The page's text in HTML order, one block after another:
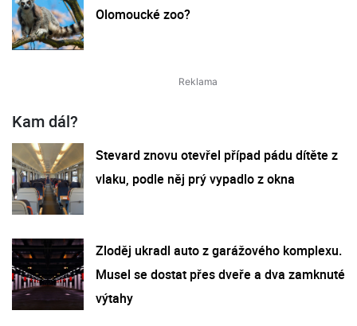
Olomoucké zoo?
Kam dál?
Stevard znovu otevřel případ pádu dítěte z
vlaku, podle něj prý vypadlo z okna
Zloděj ukradl auto z garážového komplexu.
Musel se dostat přes dveře a dva zamknuté
výtahy